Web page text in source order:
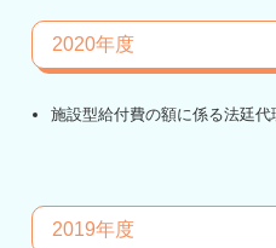
2020年度
施設型給付費の額に係る法廷
2019年度